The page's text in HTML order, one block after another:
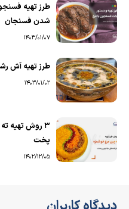
شدن فسنجان
1403/01/07
طرز تهیه آش
1403/01/02
۳ روش تهیه
پخت
1402/12/05